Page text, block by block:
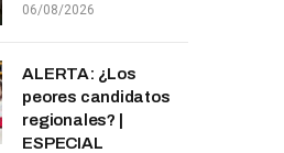
06/08/2026
ALERTA: ¿Los
peores candidatos
regionales? |
ESPECIAL